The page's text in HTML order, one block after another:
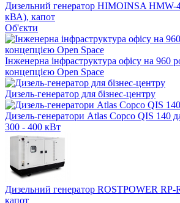
Дизельний генератор HIMOINSA
кВА), капот
Об'єкти
Інженерна інфраструктура офісу на 960
концепцією Open Space
Дизель-генератор для бізнес-центру
Дизель-генератори Atlas Copco QIS 140
300 - 400 кВт
Дизельний генератор ROSTPOWER
капот